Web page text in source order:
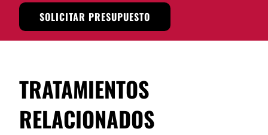
Eliminación de cicatrices
CIRUGÍA BARIÁTRICA
Balón gástrico
SOLICITAR PRESUPUESTO
TRATAMIENTOS
RELACIONADOS